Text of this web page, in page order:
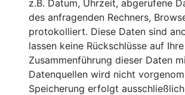
z.B. Datum, Uhrzeit, abgerufene
des anfragenden Rechners,
protokolliert. Diese Daten sind
lassen keine Rückschlüsse auf
Zusammenführung dieser Daten
Datenquellen wird nicht
Speicherung erfolgt